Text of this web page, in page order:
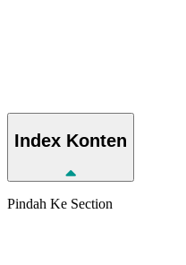
Index Konten
Pindah Ke Section